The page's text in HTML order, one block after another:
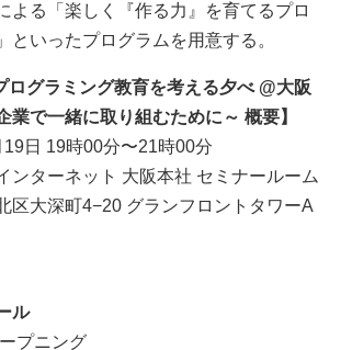
よる「楽しく『作る力』を育てるプロ
といったプログラムを用意する。
ログラミング教育を考える夕べ @大阪
業で一緒に取り組むために～ 概要】
19日 19時00分〜21時00分
ンターネット 大阪本社 セミナールーム
区大深町4−20 グランフロントタワーA
ル
プニング